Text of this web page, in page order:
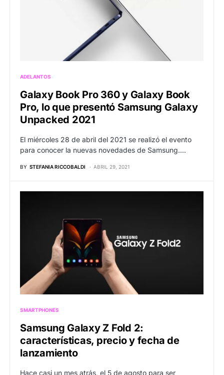
ADELANTOS
Galaxy Book Pro 360 y Galaxy Book
Pro, lo que presentó Samsung Galaxy
Unpacked 2021
El miércoles 28 de abril del 2021 se realizó el evento
para conocer la nuevas novedades de Samsung.…
BY STEFANIA RICCOBALDI ABRIL 29, 2021
SMARTPHONES
Samsung Galaxy Z Fold 2:
características, precio y fecha de
lanzamiento
Hace casi un mes atrás, el 5 de agosto para ser